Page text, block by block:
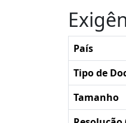
País
Tipo de
Tamanho